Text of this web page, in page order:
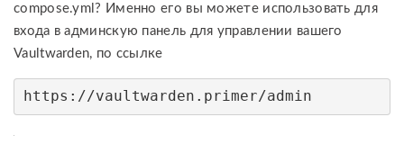
compose.yml? Именно его вы можете использовать для
входа в админскую панель для управлении вашего
Vaultwarden, по ссылке
https://vaultwarden.primer/admin